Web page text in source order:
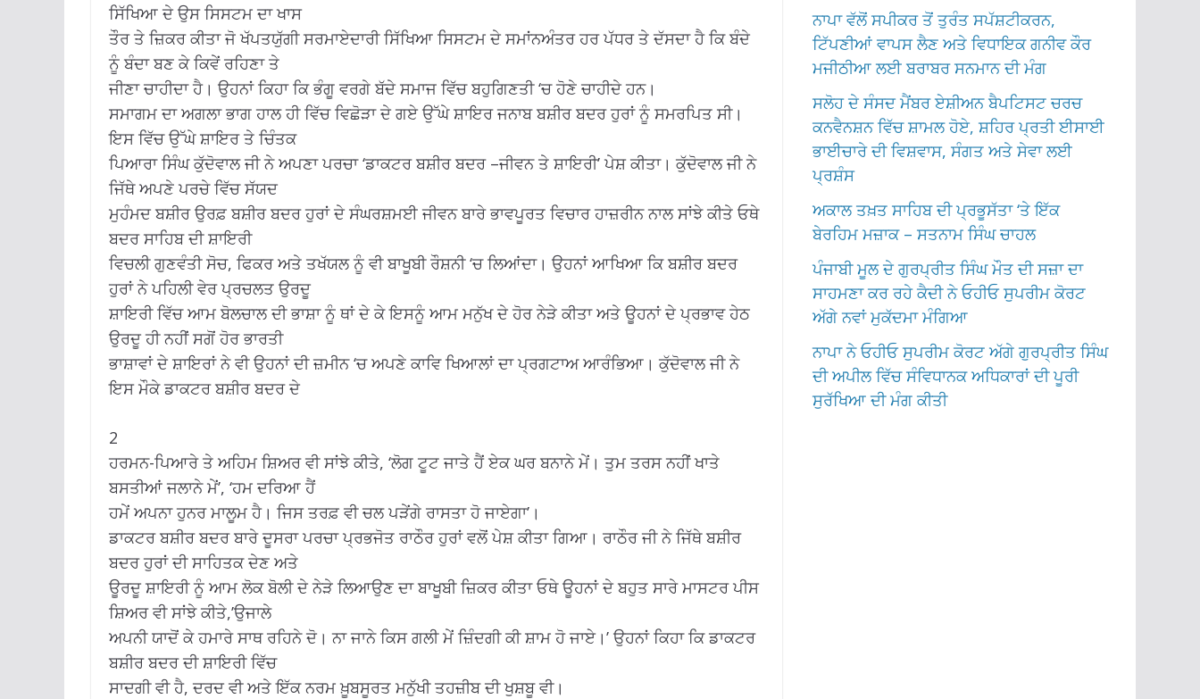
ਸਿੱਖਿਆ ਦੇ ਉਸ ਸਿਸਟਮ ਦਾ ਖਾਸ
ਤੌਰ ਤੇ ਜ਼ਿਕਰ ਕੀਤਾ ਜੋ ਖੱਪਤਯੁੱਗੀ ਸਰਮਾਏਦਾਰੀ ਸਿੱਖਿਆ ਸਿਸਟਮ ਦੇ ਸਮਾਂਨਅੰਤਰ ਹਰ ਪੱਧਰ ਤੇ ਦੱਸਦਾ ਹੈ ਕਿ ਬੰਦੇ
ਨੂੰ ਬੰਦਾ ਬਣ ਕੇ ਕਿਵੇਂ ਰਹਿਣਾ ਤੇ
ਜੀਣਾ ਚਾਹੀਦਾ ਹੈ। ਉਹਨਾਂ ਕਿਹਾ ਕਿ ਭੰਗੂ ਵਰਗੇ ਬੱਦੇ ਸਮਾਜ ਵਿੱਚ ਬਹੁਗਿਣਤੀ ‘ਚ ਹੋਣੇ ਚਾਹੀਦੇ ਹਨ।
ਸਮਾਗਮ ਦਾ ਅਗਲਾ ਭਾਗ ਹਾਲ ਹੀ ਵਿੱਚ ਵਿਛੋੜਾ ਦੇ ਗਏ ਉੱਘੇ ਸ਼ਾਇਰ ਜਨਾਬ ਬਸ਼ੀਰ ਬਦਰ ਹੁਰਾਂ ਨੂੰ ਸਮਰਪਿਤ ਸੀ।
ਇਸ ਵਿੱਚ ਉੱਘੇ ਸ਼ਾਇਰ ਤੇ ਚਿੰਤਕ
ਪਿਆਰਾ ਸਿੰਘ ਕੁੱਦੋਵਾਲ ਜੀ ਨੇ ਅਪਣਾ ਪਰਚਾ ‘ਡਾਕਟਰ ਬਸ਼ੀਰ ਬਦਰ –ਜੀਵਨ ਤੇ ਸ਼ਾਇਰੀ’ ਪੇਸ਼ ਕੀਤਾ। ਕੁੱਦੋਵਾਲ ਜੀ ਨੇ
ਜਿੱਥੇ ਅਪਣੇ ਪਰਚੇ ਵਿੱਚ ਸੱਯਦ
ਮੁਹੰਮਦ ਬਸ਼ੀਰ ਉਰਫ਼ ਬਸ਼ੀਰ ਬਦਰ ਹੁਰਾਂ ਦੇ ਸੰਘਰਸ਼ਮਈ ਜੀਵਨ ਬਾਰੇ ਭਾਵਪੂਰਤ ਵਿਚਾਰ ਹਾਜ਼ਰੀਨ ਨਾਲ ਸਾਂਝੇ ਕੀਤੇ ਓਥੇ
ਬਦਰ ਸਾਹਿਬ ਦੀ ਸ਼ਾਇਰੀ
ਵਿਚਲੀ ਗੁਣਵੰਤੀ ਸੋਚ, ਫਿਕਰ ਅਤੇ ਤਖੱਯਲ ਨੂੰ ਵੀ ਬਾਖੂਬੀ ਰੌਸ਼ਨੀ ‘ਚ ਲਿਆਂਦਾ। ਉਹਨਾਂ ਆਖਿਆ ਕਿ ਬਸ਼ੀਰ ਬਦਰ
ਹੁਰਾਂ ਨੇ ਪਹਿਲੀ ਵੇਰ ਪ੍ਰਚਲਤ ਉਰਦੂ
ਸ਼ਾਇਰੀ ਵਿੱਚ ਆਮ ਬੋਲਚਾਲ ਦੀ ਭਾਸ਼ਾ ਨੂੰ ਥਾਂ ਦੇ ਕੇ ਇਸਨੂੰ ਆਮ ਮਨੁੱਖ ਦੇ ਹੋਰ ਨੇੜੇ ਕੀਤਾ ਅਤੇ ਊਹਨਾਂ ਦੇ ਪ੍ਰਭਾਵ ਹੇਠ
ਉਰਦੂ ਹੀ ਨਹੀਂ ਸਗੋਂ ਹੋਰ ਭਾਰਤੀ
ਭਾਸ਼ਾਵਾਂ ਦੇ ਸ਼ਾਇਰਾਂ ਨੇ ਵੀ ਉਹਨਾਂ ਦੀ ਜ਼ਮੀਨ ‘ਚ ਅਪਣੇ ਕਾਵਿ ਖਿਆਲਾਂ ਦਾ ਪ੍ਰਗਟਾਅ ਆਰੰਭਿਆ। ਕੁੱਦੋਵਾਲ ਜੀ ਨੇ
ਇਸ ਮੌਕੇ ਡਾਕਟਰ ਬਸ਼ੀਰ ਬਦਰ ਦੇ
2
ਹਰਮਨ-ਪਿਆਰੇ ਤੇ ਅਹਿਮ ਸ਼ਿਅਰ ਵੀ ਸਾਂਝੇ ਕੀਤੇ, ‘ਲੋਗ ਟੂਟ ਜਾਤੇ ਹੈਂ ਏਕ ਘਰ ਬਨਾਨੇ ਮੇਂ। ਤੁਮ ਤਰਸ ਨਹੀਂ ਖਾਤੇ
ਬਸਤੀਆਂ ਜਲਾਨੇ ਮੇਂ’, ‘ਹਮ ਦਰਿਆ ਹੈਂ
ਹਮੇਂ ਅਪਨਾ ਹੁਨਰ ਮਾਲੂਮ ਹੈ। ਜਿਸ ਤਰਫ਼ ਵੀ ਚਲ ਪੜੇਂਗੇ ਰਾਸਤਾ ਹੋ ਜਾਏਗਾ’।
ਡਾਕਟਰ ਬਸ਼ੀਰ ਬਦਰ ਬਾਰੇ ਦੂਸਰਾ ਪਰਚਾ ਪ੍ਰਭਜੋਤ ਰਾਠੌਰ ਹੁਰਾਂ ਵਲੋਂ ਪੇਸ਼ ਕੀਤਾ ਗਿਆ। ਰਾਠੌਰ ਜੀ ਨੇ ਜਿੱਥੇ ਬਸ਼ੀਰ
ਬਦਰ ਹੁਰਾਂ ਦੀ ਸਾਹਿਤਕ ਦੇਣ ਅਤੇ
ਊਰਦੂ ਸ਼ਾਇਰੀ ਨੂੰ ਆਮ ਲੋਕ ਬੋਲੀ ਦੇ ਨੇੜੇ ਲਿਆਉਣ ਦਾ ਬਾਖੂਬੀ ਜ਼ਿਕਰ ਕੀਤਾ ਓਥੇ ਊਹਨਾਂ ਦੇ ਬਹੁਤ ਸਾਰੇ ਮਾਸਟਰ ਪੀਸ
ਸ਼ਿਅਰ ਵੀ ਸਾਂਝੇ ਕੀਤੇ,’ਉਜਾਲੇ
ਅਪਨੀ ਯਾਦੋਂ ਕੇ ਹਮਾਰੇ ਸਾਥ ਰਹਿਨੇ ਦੋ। ਨਾ ਜਾਨੇ ਕਿਸ ਗਲੀ ਮੇਂ ਜ਼ਿੰਦਗੀ ਕੀ ਸ਼ਾਮ ਹੋ ਜਾਏ।’ ਉਹਨਾਂ ਕਿਹਾ ਕਿ ਡਾਕਟਰ
ਬਸ਼ੀਰ ਬਦਰ ਦੀ ਸ਼ਾਇਰੀ ਵਿੱਚ
ਸਾਦਗੀ ਵੀ ਹੈ, ਦਰਦ ਵੀ ਅਤੇ ਇੱਕ ਨਰਮ ਖ਼ੂਬਸੂਰਤ ਮਨੁੱਖੀ ਤਹਜ਼ੀਬ ਦੀ ਖੁਸ਼ਬੂ ਵੀ।
ਨਾਪਾ ਵੱਲੋਂ ਸਪੀਕਰ ਤੋਂ ਤੁਰੰਤ ਸਪੱਸ਼ਟੀਕਰਨ,
ਟਿੱਪਣੀਆਂ ਵਾਪਸ ਲੈਣ ਅਤੇ ਵਿਧਾਇਕ ਗਨੀਵ ਕੌਰ
ਮਜੀਠੀਆ ਲਈ ਬਰਾਬਰ ਸਨਮਾਨ ਦੀ ਮੰਗ
ਸਲੋਹ ਦੇ ਸੰਸਦ ਮੈਂਬਰ ਏਸ਼ੀਅਨ ਬੈਪਟਿਸਟ ਚਰਚ
ਕਨਵੈਨਸ਼ਨ ਵਿੱਚ ਸ਼ਾਮਲ ਹੋਏ, ਸ਼ਹਿਰ ਪ੍ਰਤੀ ਈਸਾਈ
ਭਾਈਚਾਰੇ ਦੀ ਵਿਸ਼ਵਾਸ, ਸੰਗਤ ਅਤੇ ਸੇਵਾ ਲਈ
ਪ੍ਰਸ਼ੰਸ
ਅਕਾਲ ਤਖ਼ਤ ਸਾਹਿਬ ਦੀ ਪ੍ਰਭੂਸੱਤਾ ‘ਤੇ ਇੱਕ
ਬੇਰਹਿਮ ਮਜ਼ਾਕ – ਸਤਨਾਮ ਸਿੰਘ ਚਾਹਲ
ਪੰਜਾਬੀ ਮੂਲ ਦੇ ਗੁਰਪ੍ਰੀਤ ਸਿੰਘ ਮੌਤ ਦੀ ਸਜ਼ਾ ਦਾ
ਸਾਹਮਣਾ ਕਰ ਰਹੇ ਕੈਦੀ ਨੇ ਓਹੀਓ ਸੁਪਰੀਮ ਕੋਰਟ
ਅੱਗੇ ਨਵਾਂ ਮੁਕੱਦਮਾ ਮੰਗਿਆ
ਨਾਪਾ ਨੇ ਓਹੀਓ ਸੁਪਰੀਮ ਕੋਰਟ ਅੱਗੇ ਗੁਰਪ੍ਰੀਤ ਸਿੰਘ
ਦੀ ਅਪੀਲ ਵਿੱਚ ਸੰਵਿਧਾਨਕ ਅਧਿਕਾਰਾਂ ਦੀ ਪੂਰੀ
ਸੁਰੱਖਿਆ ਦੀ ਮੰਗ ਕੀਤੀ